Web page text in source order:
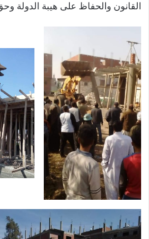
القانون والحفاظ على هيبة الدولة